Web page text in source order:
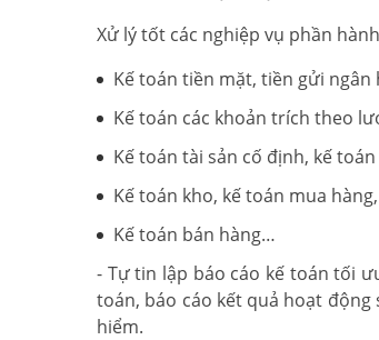
Xử lý tốt các nghiệp vụ phần
Kế toán tiền mặt, tiền gửi ngân
Kế toán các khoản trích theo
Kế toán tài sản cố định, kế
Kế toán kho, kế toán mua
Kế toán bán hàng…
- Tự tin lập báo cáo kế toán tối
toán, báo cáo kết quả hoạt động
hiểm.